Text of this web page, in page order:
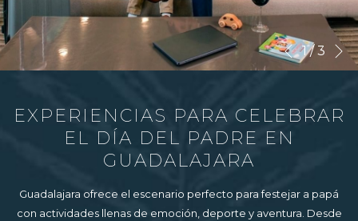
Botones
de
de
la
presentación
Al
hacer
en
los
siguientes
actualizará
Anterior
1/3
EXPERIENCIAS PARA CELEBRAR
EL DÍA DEL PADRE EN
GUADALAJARA
Guadalajara ofrece el escenario perfecto para festejar a papá
con actividades llenas de emoción, deporte y aventura. Desde